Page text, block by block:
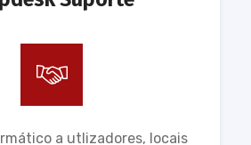
a utlizadores, locais